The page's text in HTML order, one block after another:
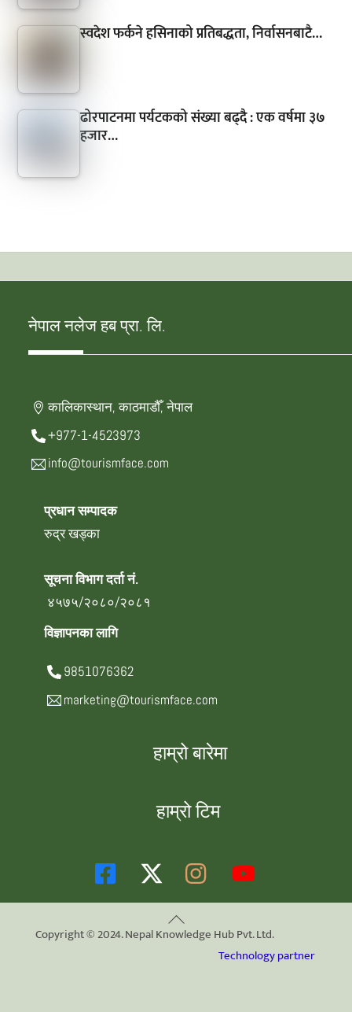
स्वदेश फर्कने हसिनाको प्रतिबद्धता, निर्वासनबाटै…
ढोरपाटनमा पर्यटकको संख्या बढ्दै : एक वर्षमा ३७
हजार…
नेपाल नलेज हब प्रा. लि.
कालिकास्थान, काठमाडौँ, नेपाल
+977-1-4523973
info@tourismface.com
प्रधान सम्पादक
रुद्र खड्का
सूचना विभाग दर्ता नं.
४५७५/२०८०/२०८१
विज्ञापनका लागि
9851076362
marketing@tourismface.com
हाम्रो बारेमा
हाम्रो टिम
Back
To
Copyright © 2024. Nepal Knowledge Hub Pvt. Ltd.
Technology partner